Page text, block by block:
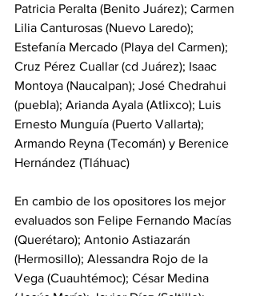
Patricia Peralta (Benito Juárez); Carmen
Lilia Canturosas (Nuevo Laredo);
Estefanía Mercado (Playa del Carmen);
Cruz Pérez Cuallar (cd Juárez); Isaac
Montoya (Naucalpan); José Chedrahui
(puebla); Arianda Ayala (Atlixco); Luis
Ernesto Munguía (Puerto Vallarta);
Armando Reyna (Tecomán) y Berenice
Hernández (Tláhuac)
En cambio de los opositores los mejor
evaluados son Felipe Fernando Macías
(Querétaro); Antonio Astiazarán
(Hermosillo); Alessandra Rojo de la
Vega (Cuauhtémoc); César Medina